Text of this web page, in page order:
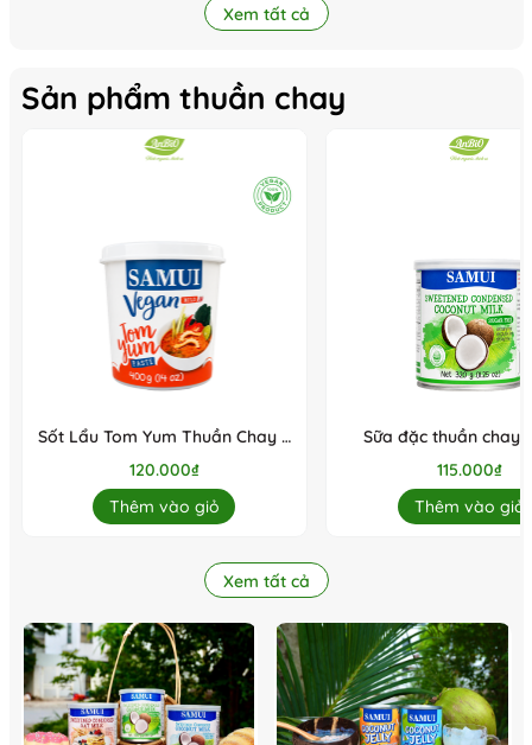
Xem tất cả
Sản phẩm thuần chay
Sốt Lẩu Tom Yum Thuần Chay /
Tom Yum Paste Samui
120.000₫
Thêm vào giỏ
Sữa đặc thuần chay
đường SAMUI
115.000₫
Thêm vào giỏ
Xem tất cả